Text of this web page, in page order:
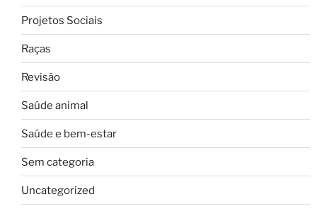
Projetos Sociais
Raças
Revisão
Saúde animal
Saúde e bem-estar
Sem categoria
Uncategorized